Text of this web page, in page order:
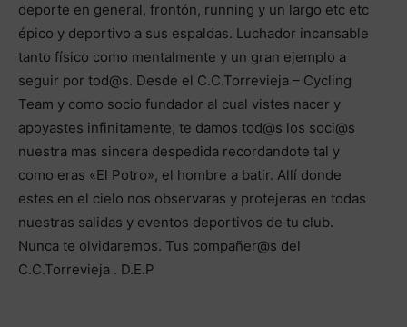
deporte en general, frontón, running y un largo etc etc
épico y deportivo a sus espaldas. Luchador incansable
tanto físico como mentalmente y un gran ejemplo a
seguir por tod@s. Desde el C.C.Torrevieja – Cycling
Team y como socio fundador al cual vistes nacer y
apoyastes infinitamente, te damos tod@s los soci@s
nuestra mas sincera despedida recordandote tal y
como eras «El Potro», el hombre a batir. Allí donde
estes en el cielo nos observaras y protejeras en todas
nuestras salidas y eventos deportivos de tu club.
Nunca te olvidaremos. Tus compañer@s del
C.C.Torrevieja . D.E.P